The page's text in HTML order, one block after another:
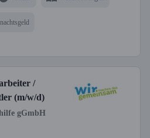
/
(m/w/d)
gGmbH